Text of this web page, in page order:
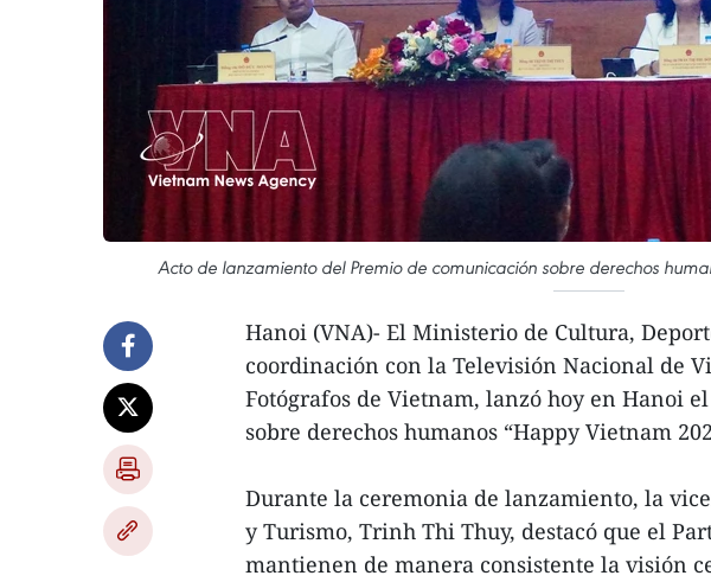
Acto de lanzamiento del Premio de comunicación sobre derechos
Hanoi (VNA)- El Ministerio de Cultura,
coordinación con la Televisión Nacional de
Fotógrafos de Vietnam, lanzó hoy en Hanoi
sobre derechos humanos “Happy Vietnam
Durante la ceremonia de lanzamiento, la
y Turismo, Trinh Thi Thuy, destacó que el
mantienen de manera consistente la visión